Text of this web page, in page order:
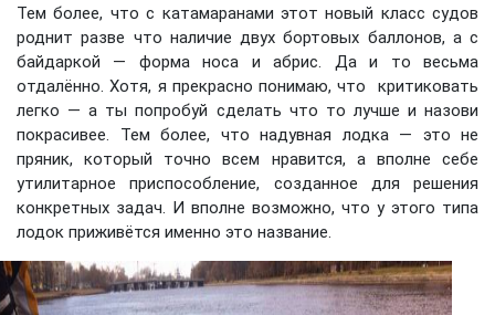
Тем более, что с катамаранами этот новый класс судов
роднит разве что наличие двух бортовых баллонов, а с
байдаркой — форма носа и абрис. Да и то весьма
отдалённо. Хотя, я прекрасно понимаю, что критиковать
легко — а ты попробуй сделать что то лучше и назови
покрасивее. Тем более, что надувная лодка — это не
пряник, который точно всем нравится, а вполне себе
утилитарное приспособление, созданное для решения
конкретных задач. И вполне возможно, что у этого типа
лодок приживётся именно это название.